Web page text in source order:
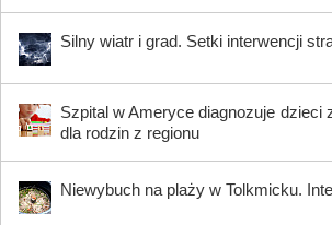
Silny wiatr i grad. Setki interwencji
Szpital w Ameryce diagnozuje dzieci
dla rodzin z regionu
Niewybuch na plaży w Tolkmicku.